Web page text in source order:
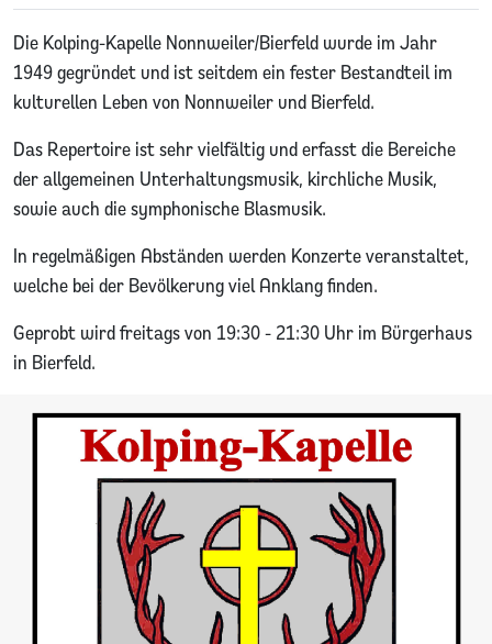
Die Kolping-Kapelle Nonnweiler/Bierfeld wurde im Jahr
1949 gegründet und ist seitdem ein fester Bestandteil im
kulturellen Leben von Nonnweiler und Bierfeld.
Das Repertoire ist sehr vielfältig und erfasst die Bereiche
der allgemeinen Unterhaltungsmusik, kirchliche Musik,
sowie auch die symphonische Blasmusik.
In regelmäßigen Abständen werden Konzerte veranstaltet,
welche bei der Bevölkerung viel Anklang finden.
Geprobt wird freitags von 19:30 - 21:30 Uhr im Bürgerhaus
in Bierfeld.